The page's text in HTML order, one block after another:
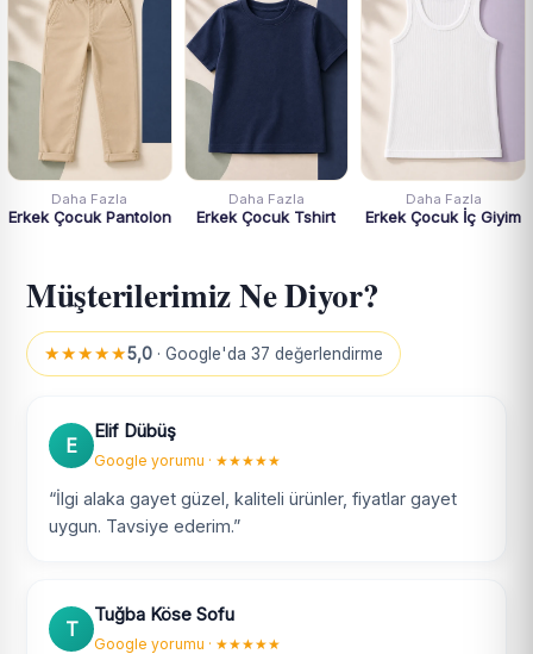
Daha Fazla
Erkek Çocuk Pantolon
Daha Fazla
Erkek Çocuk Tshirt
Daha Fazla
Erkek Çocuk İç Giyim
Müşterilerimiz Ne Diyor?
★★★★★5,0 · Google'da 37 değerlendirme
E
Elif Dübüş
Google yorumu · ★★★★★
“İlgi alaka gayet güzel, kaliteli ürünler, fiyatlar gayet
uygun. Tavsiye ederim.”
T
Tuğba Köse Sofu
Google yorumu · ★★★★★